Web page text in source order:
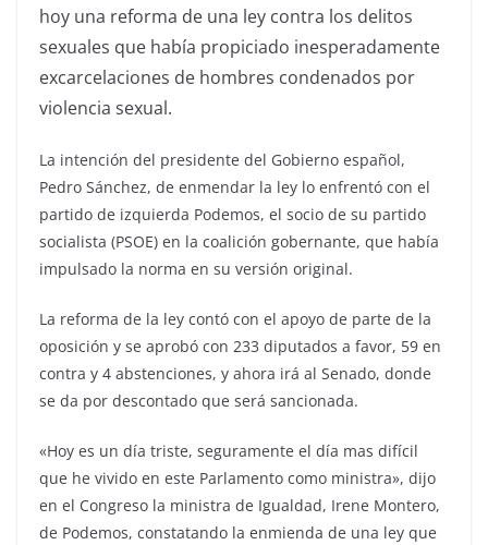
hoy una reforma de una ley contra los delitos
sexuales que había propiciado inesperadamente
excarcelaciones de hombres condenados por
violencia sexual.
La intención del presidente del Gobierno español,
Pedro Sánchez, de enmendar la ley lo enfrentó con el
partido de izquierda Podemos, el socio de su partido
socialista (PSOE) en la coalición gobernante, que había
impulsado la norma en su versión original.
La reforma de la ley contó con el apoyo de parte de la
oposición y se aprobó con 233 diputados a favor, 59 en
contra y 4 abstenciones, y ahora irá al Senado, donde
se da por descontado que será sancionada.
«Hoy es un día triste, seguramente el día mas difícil
que he vivido en este Parlamento como ministra», dijo
en el Congreso la ministra de Igualdad, Irene Montero,
de Podemos, constatando la enmienda de una ley que